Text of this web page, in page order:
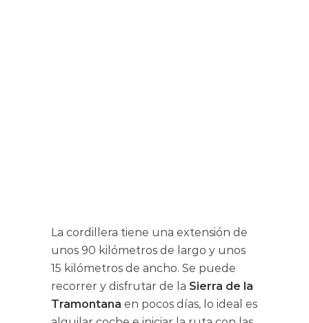
La cordillera tiene una extensión de
unos 90 kilómetros de largo y unos
15 kilómetros de ancho. Se puede
recorrer y disfrutar de la Sierra de la
Tramontana en pocos días, lo ideal es